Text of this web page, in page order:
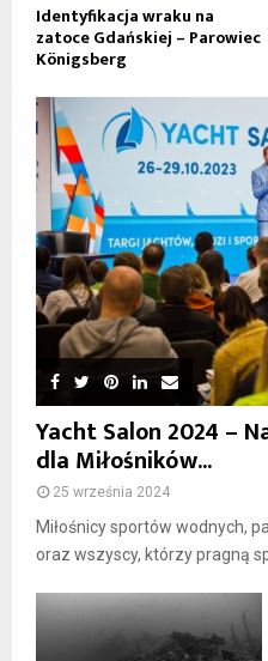
Identyfikacja wraku na
zatoce Gdańskiej – Parowiec
Königsberg
Yacht Salon 2024 –
dla Miłośników...
25 września 2024
Miłośnicy sportów wodnych,
oraz wszyscy, którzy pragną